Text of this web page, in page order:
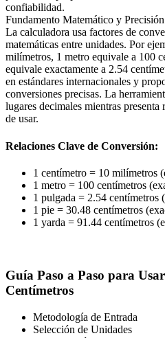
confiabilidad.
Fundamento Matemático y Precisión
La calculadora usa factores de
matemáticas entre unidades. Por
milímetros, 1 metro equivale a 100
equivale exactamente a 2.54
en estándares internacionales y
conversiones precisas. La
lugares decimales mientras
de usar.
Relaciones Clave de Conversión:
1 centímetro = 10 milímetros
1 metro = 100 centímetros
1 pulgada = 2.54 centímetros
1 pie = 30.48 centímetros
1 yarda = 91.44 centímetros
Guía Paso a Paso para
Centímetros
Metodología de Entrada
Selección de Unidades